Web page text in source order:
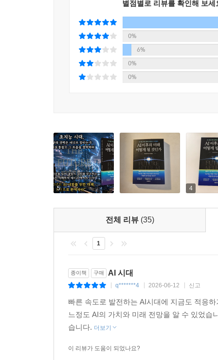
시간당 가치를 극대화할 것인가로 귀결된다.
어떻게 AI 경쟁의 승패를 결정짓는 핵심 변수가
무엇인지를 거시적 관점에서 조망한다. 이는
전략이며, 한국 독자들에게도 즉각적이고 유효한
유일하게 빛을 찾아줄 정밀한 생존 지도를 확보하
“다가올 10년의 AI 사회, 이 책 한 권으로 먼저 읽는
AI 경제의 미로 속에서
AI는 더 이상 특정한 기술이 아니다. 모든 산업과
의료·교육·에너지, 그리고 일상의 디지털 환경에
저자는 강연장에서 이렇게 묻곤 한다. “로봇이 당
이 문제는 교육에서도 그대로 드러난다. AI를 활
인간의 능력을 평가하는 방식은 어떻게 달라지며
한편 AI는 또 다른 역설을 만든다. 생산성을 끌
경제와 권력의 중심으로 이동한다. 결국 AI 시대
비즈니스 전반에 걸쳐 AI 운영체제가 어떻게 인
별점별로 리뷰를 확인해 보세
0%
6%
0%
0%
5 4
전체 리뷰 (35)
1
종이책 구매 AI 시대
q*******4 2026-06-12 신고
빠른 속도로 발전하는 AI시대에 지금도 적응
느정도 AI의 가치와 미래 전망을 알 수 있었
습니다. 더보기
이 리뷰가 도움이 되었나요?